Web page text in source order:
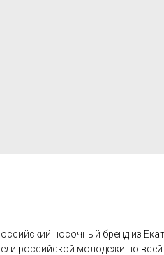
носочный бренд из
российской молодёжи по